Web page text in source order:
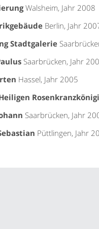
Walsheim, Jahr 2008
Berlin, Jahr
Stadtgalerie
Saarbrücken, Jahr
Hassel, Jahr 2005
Saarbrücken, Jahr
Püttlingen, Jahr